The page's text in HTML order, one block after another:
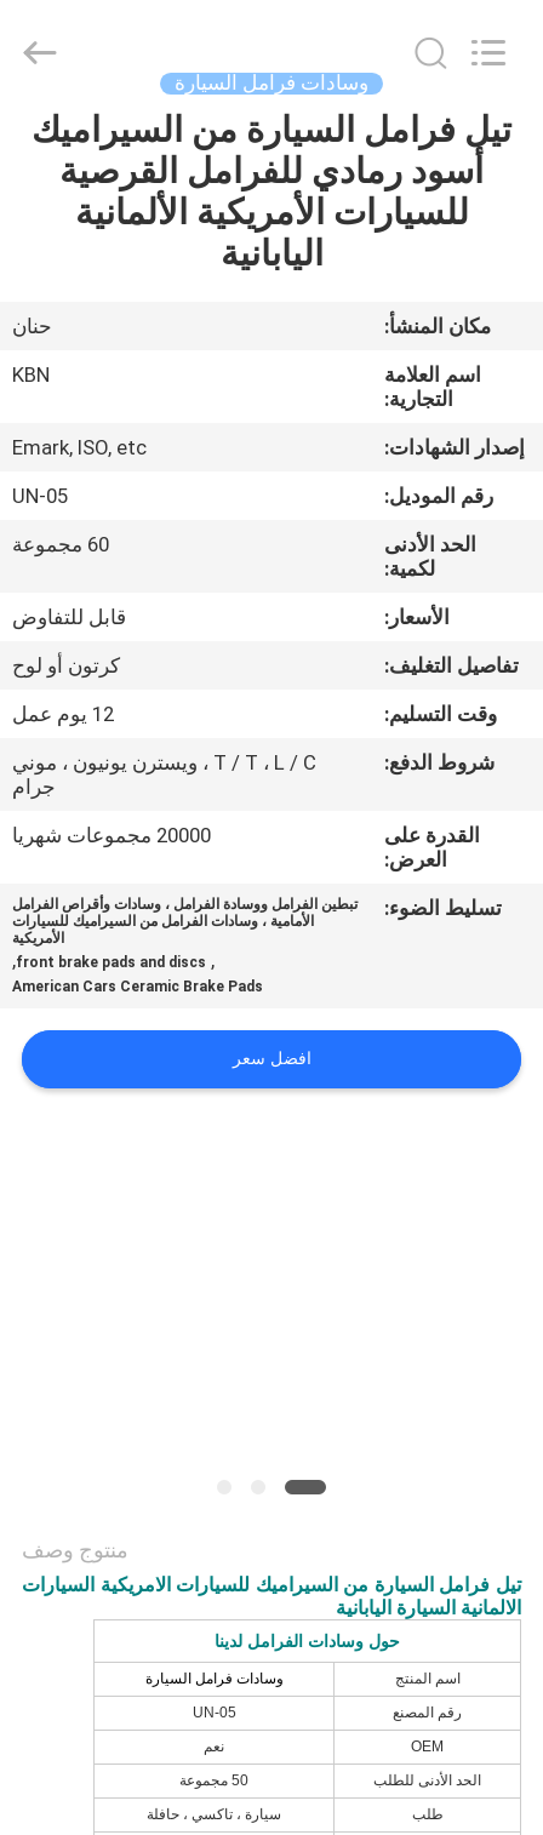
مسكن
منتجات
في
المعمل
مراقبة
الجودة
اتصل
اقتباس
خريطة
PRIVACY
POLICY
وسادات فرامل السيارة
تيل فرامل السيارة من السيراميك
أسود رمادي للفرامل القرصية
للسيارات الأمريكية الألمانية
اليابانية
مكان المنشأ:
حنان
اسم العلامة
التجارية:
KBN
إصدار الشهادات:
Emark, ISO, etc
رقم الموديل:
UN-05
الحد الأدنى
لكمية:
60 مجموعة
الأسعار:
قابل للتفاوض
تفاصيل التغليف:
كرتون أو لوح
وقت التسليم:
12 يوم عمل
شروط الدفع:
T / T ، L / C ، ويسترن يونيون ، موني
جرام
القدرة على
العرض:
20000 مجموعات شهريا
تسليط الضوء:
تبطين الفرامل ووسادة الفرامل ، وسادات وأقراص الفرامل
الأمامية ، وسادات الفرامل من السيراميك للسيارات
الأمريكية
,
front brake pads and discs
,
American Cars Ceramic Brake Pads
افضل سعر
منتوج وصف
تيل فرامل السيارة من السيراميك للسيارات الامريكية السيارات
الالمانية السيارة اليابانية
حول وسادات الفرامل لدينا
اسم المنتج
وسادات فرامل السيارة
رقم المصنع
UN-05
OEM
نعم
الحد الأدنى للطلب
50 مجموعة
طلب
سيارة ، تاكسي ، حافلة